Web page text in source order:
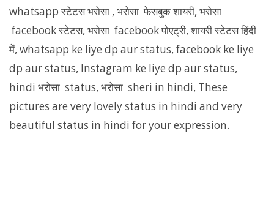
whatsapp स्टेटस भरोसा , भरोसा फेसबुक शायरी, भरोसा
facebook स्टेटस, भरोसा facebook पोएट्री, शायरी स्टेटस हिंदी
में, whatsapp ke liye dp aur status, facebook ke liye
dp aur status, Instagram ke liye dp aur status,
hindi भरोसा status, भरोसा sheri in hindi, These
pictures are very lovely status in hindi and very
beautiful status in hindi for your expression.